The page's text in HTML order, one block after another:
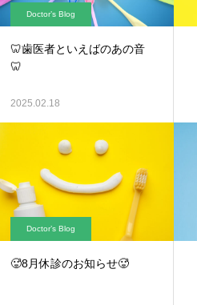
Doctor’s Blog
🦷歯医者といえばのあの音
🦷
2025.02.18
Doctor’s Blog
🥵8月休診のお知らせ🥵